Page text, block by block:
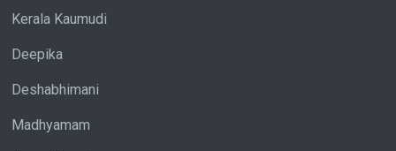
Kerala Kaumudi
Deepika
Deshabhimani
Madhyamam